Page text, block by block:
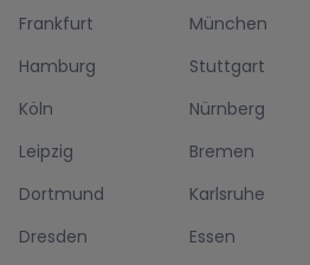
Frankfurt München
Hamburg
Stuttgart
Köln
Nürnberg
Leipzig
Bremen
Dortmund
Karlsruhe
Dresden
Essen